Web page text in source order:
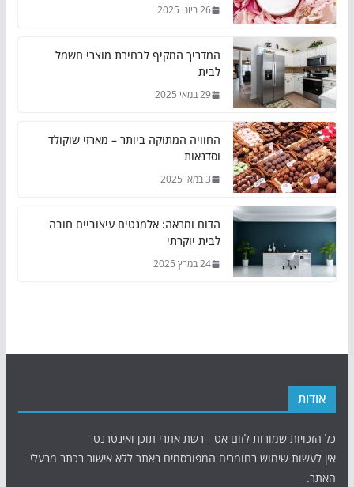
26 ביוני 2025
המדריך המקיף לבחירת מוצרי חשמל
לבית
29 במאי 2025
החוויה המתוקה ביותר – מארזי שוקולד
וסדנאות
3 במאי 2025
הדום ומראה: אלמנטים עיצוביים חובה
לבית יוקרתי
24 במרץ 2025
אודות
כל הזכויות שמורות לזום אט - רשת אתרי תוכן ואינטרנט
אין לעשות שימוש בחומרים המפורסמים באתר ללא אישור בכתב מבעלי
האתר.